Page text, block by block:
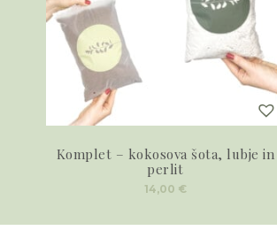
Komplet – kokosova šota, lubje in
perlit
14,00 €